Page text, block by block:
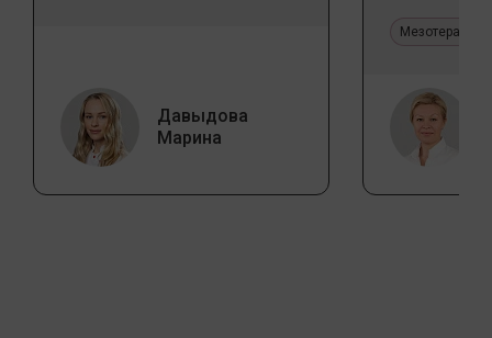
Давыдова
Марина
Мезотерапия